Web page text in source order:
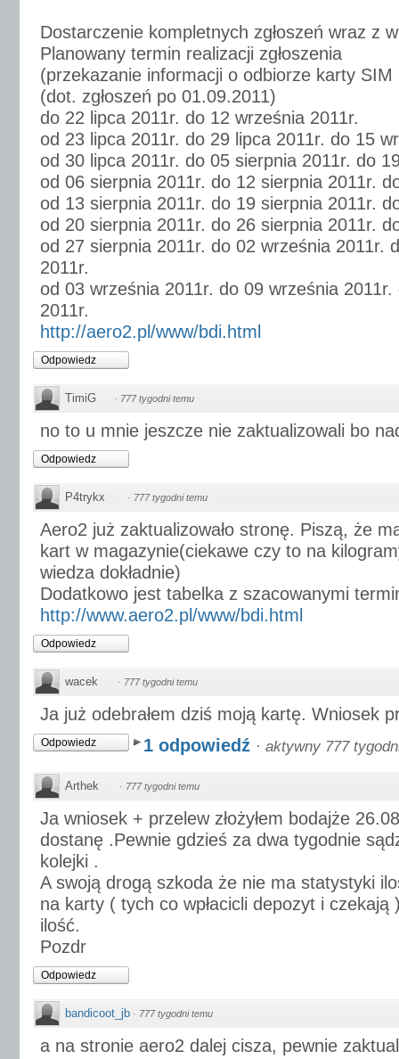
Dostarczenie kompletnych zgłoszeń wraz z
Planowany termin realizacji zgłoszenia
(przekazanie informacji o odbiorze karty SIM
(dot. zgłoszeń po 01.09.2011)
do 22 lipca 2011r. do 12 września 2011r.
od 23 lipca 2011r. do 29 lipca 2011r. do 15
od 30 lipca 2011r. do 05 sierpnia 2011r. do
od 06 sierpnia 2011r. do 12 sierpnia 2011r.
od 13 sierpnia 2011r. do 19 sierpnia 2011r.
od 20 sierpnia 2011r. do 26 sierpnia 2011r.
od 27 sierpnia 2011r. do 02 września 2011r.
2011r.
od 03 września 2011r. do 09 września
2011r.
http://aero2.pl/www/bdi.html
Odpowiedz
TimiG · 777 tygodni temu
no to u mnie jeszcze nie zaktualizowali bo
Odpowiedz
P4trykx · 777 tygodni temu
Aero2 już zaktualizowało stronę. Piszą, że
kart w magazynie(ciekawe czy to na
wiedza dokładnie)
Dodatkowo jest tabelka z szacowanymi
http://www.aero2.pl/www/bdi.html
Odpowiedz
wacek · 777 tygodni temu
Ja już odebrałem dziś moją kartę. Wniosek
Odpowiedz 1 odpowiedź · aktywny 777
Arthek · 777 tygodni temu
Ja wniosek + przelew złożyłem bodajże
dostanę .Pewnie gdzieś za dwa tygodnie
kolejki .
A swoją drogą szkoda że nie ma statystyki
na karty ( tych co wpłacicli depozyt i czekają
ilość.
Pozdr
Odpowiedz
bandicoot_jb · 777 tygodni temu
a na stronie aero2 dalej cisza, pewnie